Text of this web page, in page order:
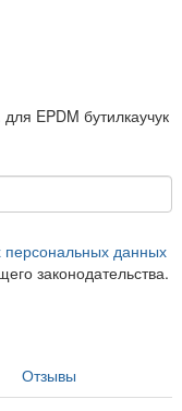
EPDM бутилкаучук
персональных данных
законодательства.
Отзывы